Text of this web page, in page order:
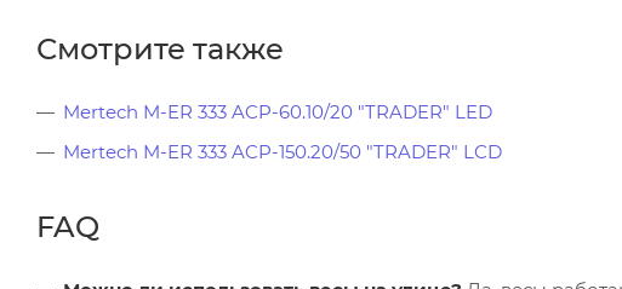
Смотрите также
Mertech M-ER 333 ACP-60.10/20 "TRADER" LED
Mertech M-ER 333 ACP-150.20/50 "TRADER" LCD
FAQ